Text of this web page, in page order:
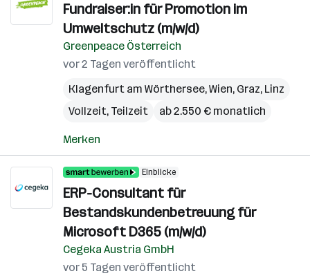
Fundraiser:in für Promotion im
Umweltschutz (m/w/d)
Greenpeace Österreich
vor 2 Tagen veröffentlicht
Klagenfurt am Wörthersee,Wien, Graz, Linz
Vollzeit, Teilzeit
ab 2.550 € monatlich
Merken
Einblicke
ERP-Consultant für
Bestandskundenbetreuung für
Microsoft D365 (m/w/d)
Cegeka Austria GmbH
vor 5 Tagen veröffentlicht